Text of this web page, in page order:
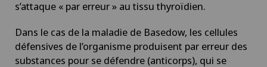
s’attaque « par erreur » au tissu thyroïdien.
Dans le cas de la maladie de Basedow, les cellules
défensives de l’organisme produisent par erreur des
substances pour se défendre (anticorps), qui se